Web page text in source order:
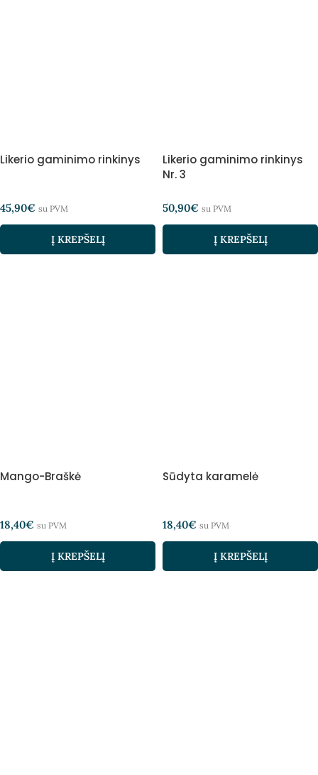
Likerio gaminimo rinkinys
45,90€ su PVM
Į KREPŠELĮ
Likerio gaminimo rinkinys
Nr. 3
50,90€ su PVM
Į KREPŠELĮ
Mango-Braškė
18,40€ su PVM
Į KREPŠELĮ
Sūdyta karamelė
18,40€ su PVM
Į KREPŠELĮ